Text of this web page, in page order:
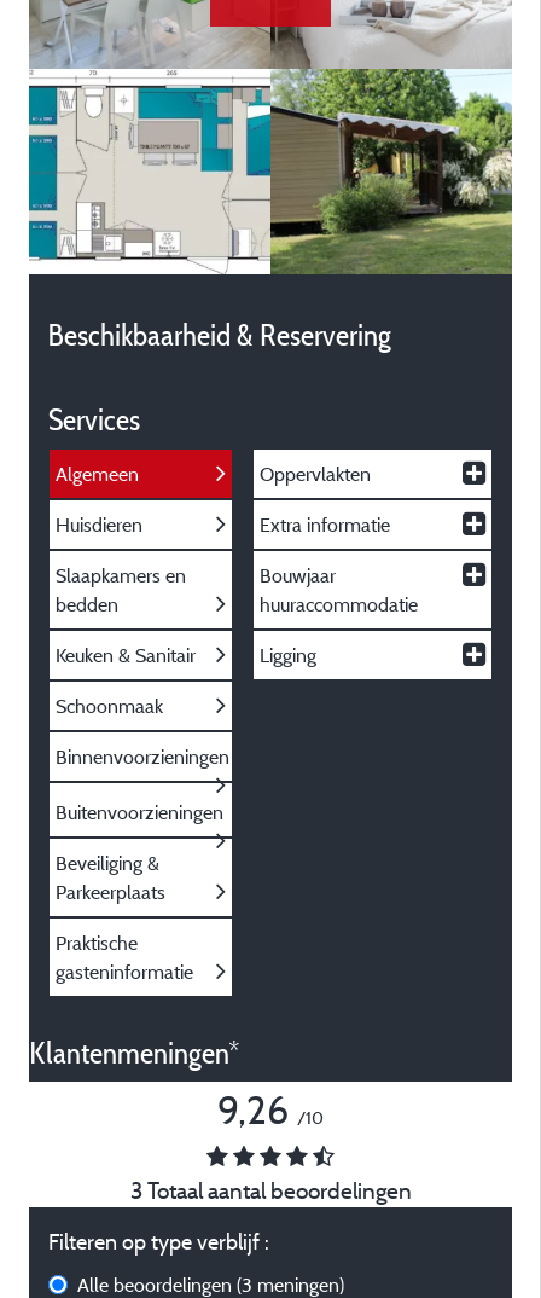
Beschikbaarheid & Reservering
Services
Algemeen
Huisdieren
Slaapkamers en
bedden
Keuken & Sanitair
Schoonmaak
Binnenvoorzieningen
Buitenvoorzieningen
Beveiliging &
Parkeerplaats
Praktische
gasteninformatie
Oppervlakten
Extra informatie
Bouwjaar
huuraccommodatie
Ligging
Klantenmeningen*
9,26 /10
3 Totaal aantal beoordelingen
Filteren op type verblijf :
Alle beoordelingen (3 meningen)